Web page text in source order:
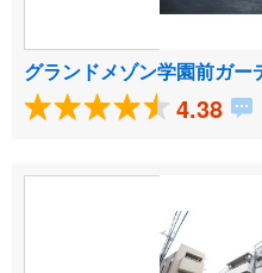
グランドメゾン学園前ガー
4.38